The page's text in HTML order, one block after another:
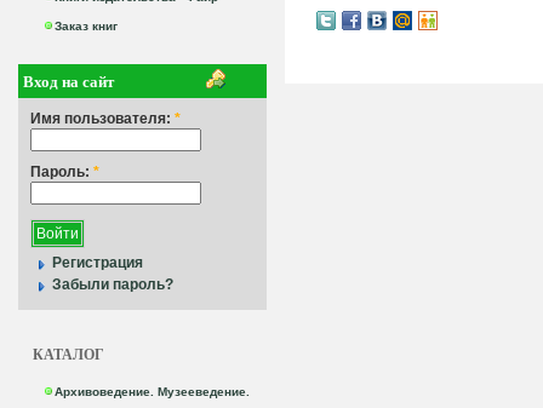
Заказ книг
Вход на сайт
Имя пользователя: *
Пароль: *
Регистрация
Забыли пароль?
КАТАЛОГ
Архивоведение. Музееведение.